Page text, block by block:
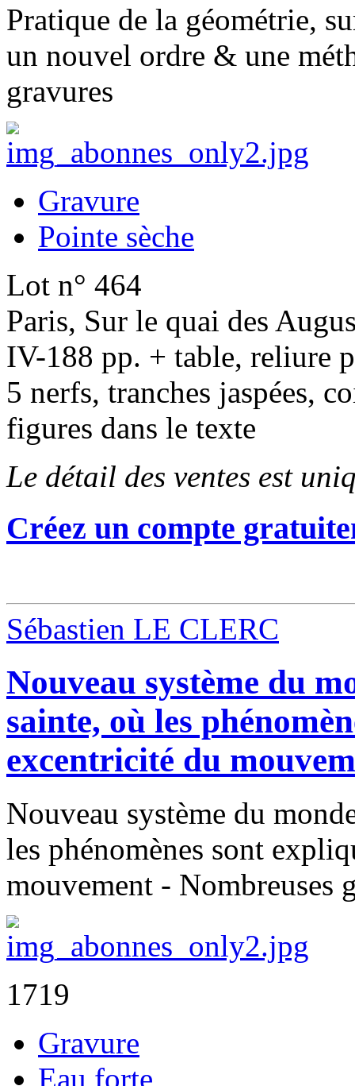
Pratique de la géométrie,
un nouvel ordre & une
gravures
Gravure
Pointe sèche
Lot n° 464
Paris, Sur le quai des
IV-188 pp. + table, reliure
5 nerfs, tranches jaspées,
figures dans le texte
Le détail des ventes est
Créez un compte
Sébastien LE CLERC
Nouveau système du
sainte, où les
excentricité du
Nouveau système du
les phénomènes sont
mouvement - Nombreuses
1719
Gravure
Eau forte